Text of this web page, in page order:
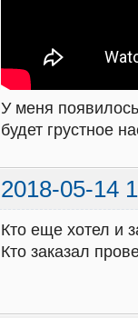
У меня
будет грустное
2018-05-14
Кто еще хотел и
Кто заказал